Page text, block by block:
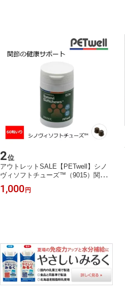
2位
アウトレットSALE【PETwell】シノ
ヴィソフトチューズ™（9015）関節
の健康サポート 犬用栄養補助食品 疾
患の治療 予防のサポートとして 関節
1,000 円